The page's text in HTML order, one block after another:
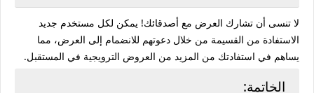
لا تنسى أن تشارك العرض مع أصدقائك! يمكن لكل مستخدم جديد
الاستفادة من القسيمة من خلال دعوتهم للانضمام إلى العرض، مما
يساهم في استفادتك من المزيد من العروض الترويجية في المستقبل.
الخاتمة: